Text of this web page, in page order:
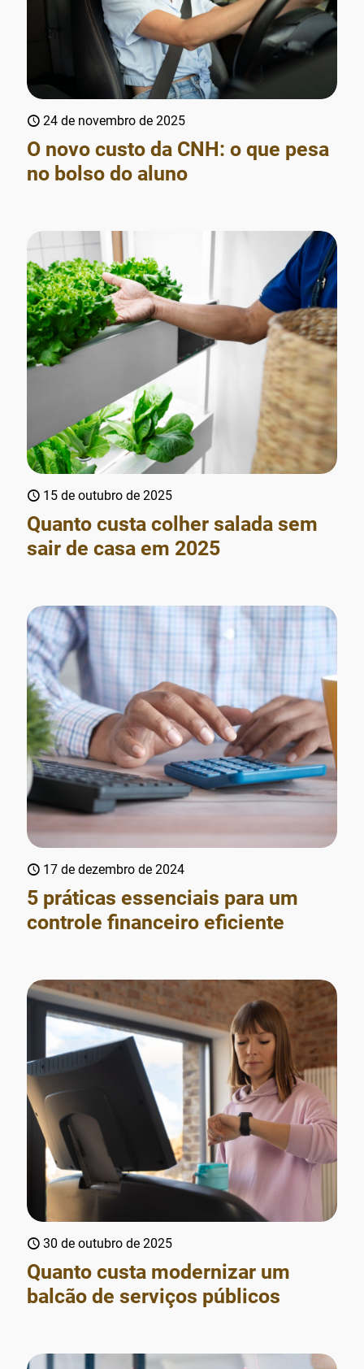
24 de novembro de 2025
O novo custo da CNH: o que pesa
no bolso do aluno
15 de outubro de 2025
Quanto custa colher salada sem
sair de casa em 2025
17 de dezembro de 2024
5 práticas essenciais para um
controle financeiro eficiente
30 de outubro de 2025
Quanto custa modernizar um
balcão de serviços públicos